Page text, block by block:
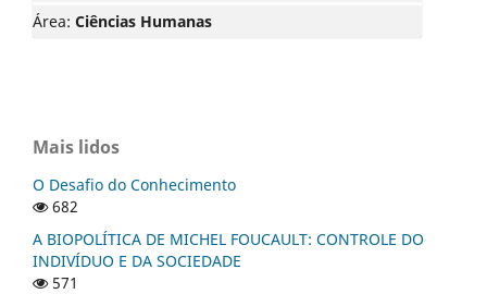
Área: Ciências Humanas
Mais lidos
O Desafio do Conhecimento
682
A BIOPOLÍTICA DE MICHEL FOUCAULT: CONTROLE DO
INDIVÍDUO E DA SOCIEDADE
571